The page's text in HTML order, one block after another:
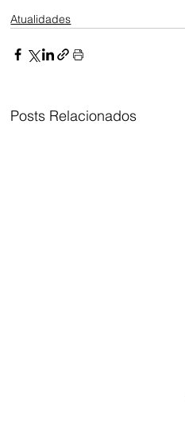
Atualidades
Posts Relacionados